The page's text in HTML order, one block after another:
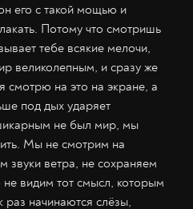
его с такой мощью и
Потому что смотришь
тебе всякие мелочи,
великолепным, и сразу же
смотрю на это на экране, а
под дых ударяет
не был мир, мы
Мы не смотрим на
звуки ветра, не сохраняем
видим тот смысл, которым
раз начинаются слёзы,